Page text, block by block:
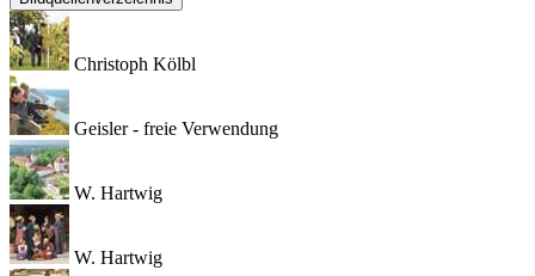
Christoph Kölbl
Geisler - freie Verwendung
W. Hartwig
W. Hartwig